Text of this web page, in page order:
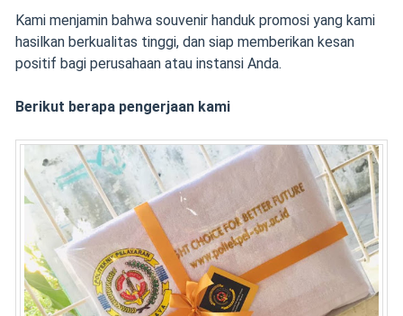
Kami menjamin bahwa souvenir handuk promosi yang kami
hasilkan berkualitas tinggi, dan siap memberikan kesan
positif bagi perusahaan atau instansi Anda.
Berikut berapa pengerjaan kami